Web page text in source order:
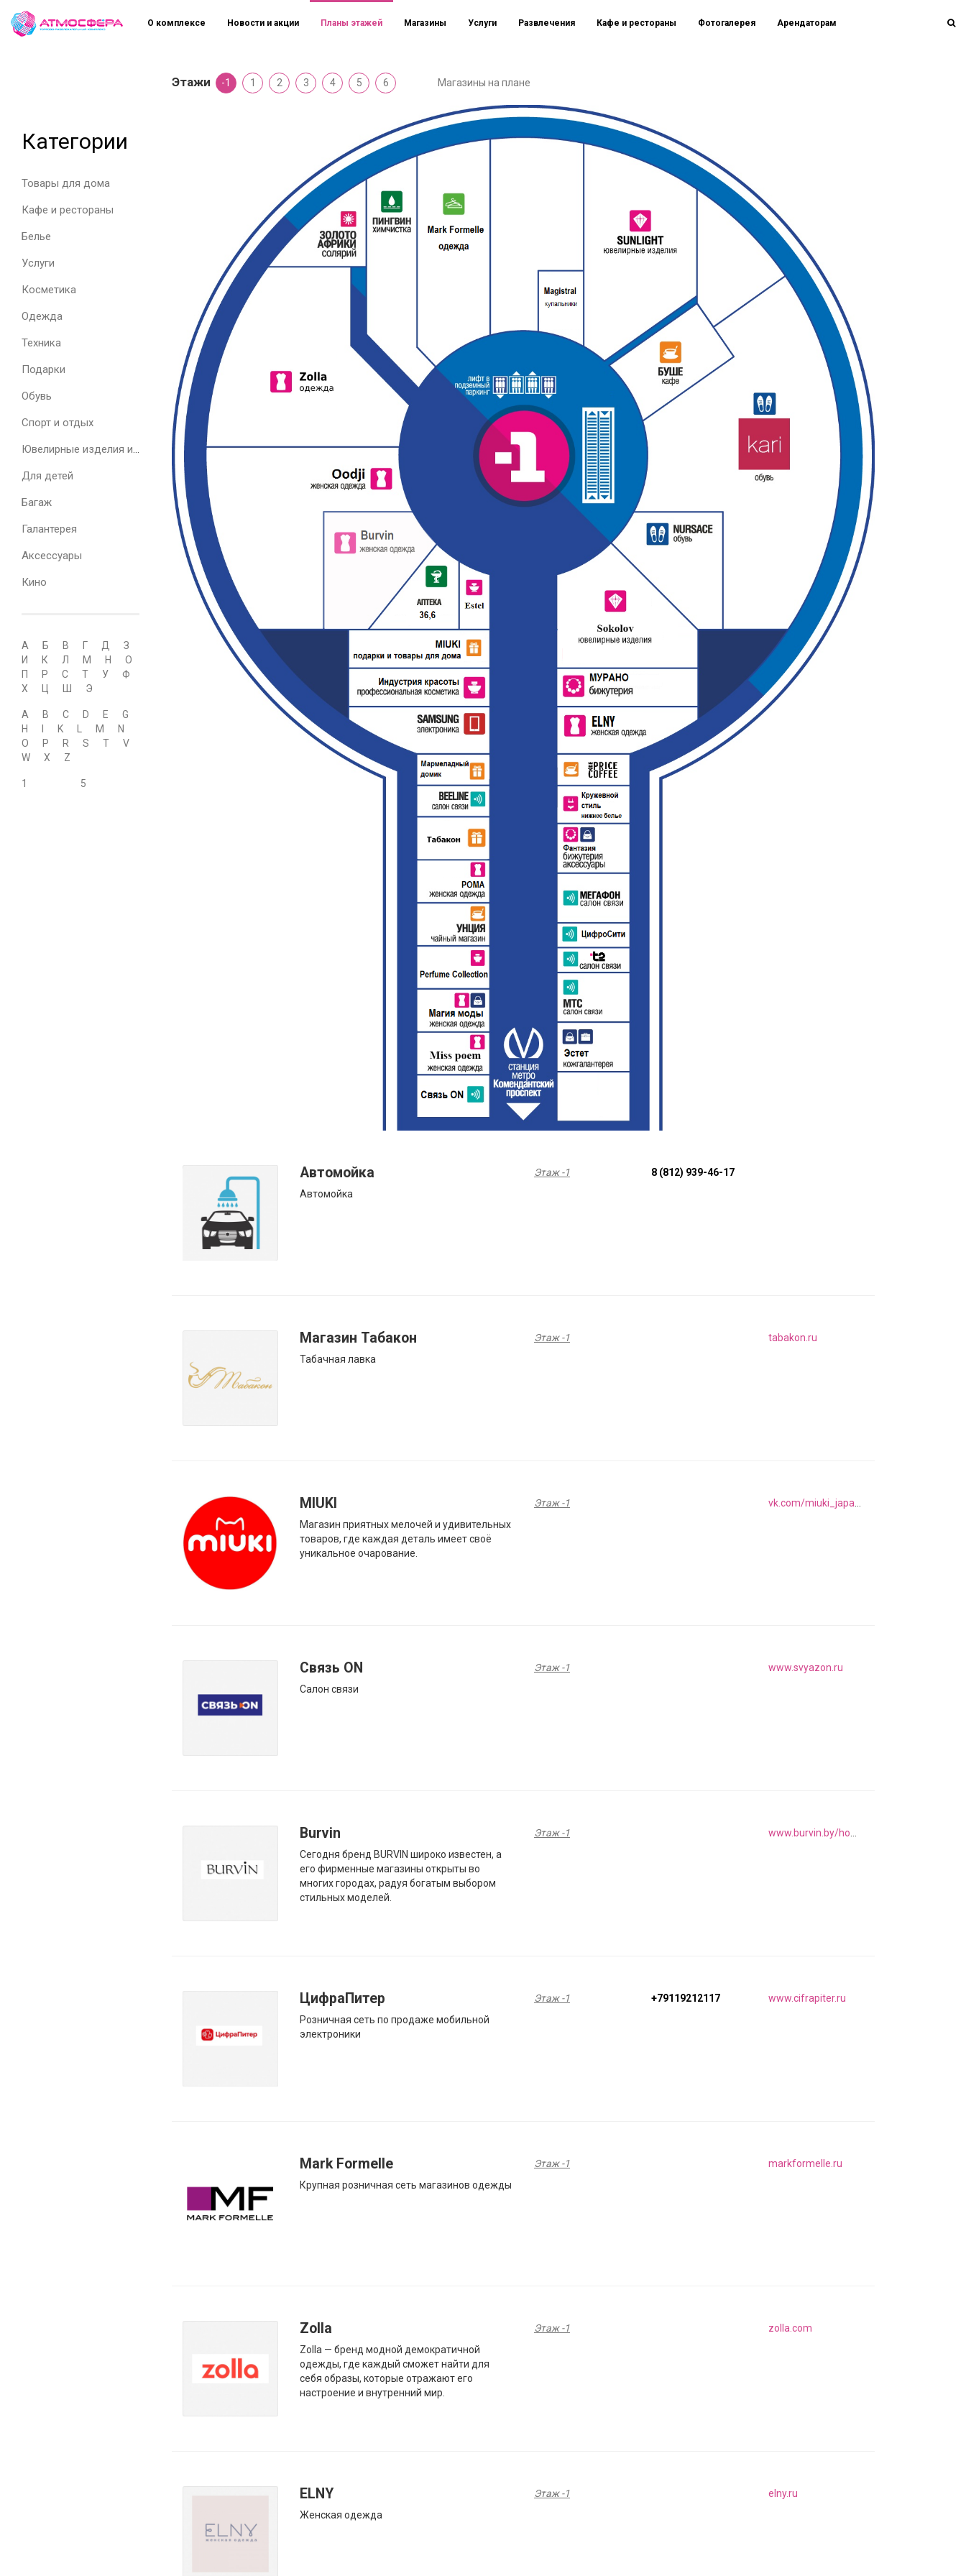
Категории
Товары для дома
Кафе и рестораны
Белье
Услуги
Косметика
Одежда
Техника
Подарки
Обувь
Спорт и отдых
Для детей
Багаж
Галантерея
Аксессуары
Кино
А Б В Г Д
З
И
К Л М Н
О
П
Р С Т У
Ф
Х
Ц Э
A B C D E
G
H
K M
N
O
P R S T
V
W
X Z
1 5
О комплексе Новости и акции Планы этажей Магазины Услуги Развлечения Кафе и рестораны Фотогалерея Арендаторам
Этажи -1 1 2 3 4 5 6 Магазины на плане
Автомойка
Автомойка
Этаж -1 8 (812) 939-46-17
Магазин Табакон
Табачная лавка
Этаж -1 tabakon.ru
MIUKI
Магазин приятных мелочей и удивительных
товаров, где каждая деталь имеет своё
уникальное очарование.
Этаж -1
Связь ON
Салон связи
Этаж -1 www.svyazon.ru
Burvin
Сегодня бренд BURVIN широко известен, а
его фирменные магазины открыты во
многих городах, радуя богатым выбором
стильных моделей.
Этаж -1
ЦифраПитер
Розничная сеть по продаже мобильной
электроники
Этаж -1 +79119212117 www.cifrapiter.ru
Mark Formelle
Крупная розничная сеть магазинов одежды
Этаж -1 markformelle.ru
Zolla
Zolla — бренд модной демократичной
одежды, где каждый сможет найти для
себя образы, которые отражают его
настроение и внутренний мир.
Этаж -1 zolla.com
ELNY
Женская одежда
Этаж -1 elny.ru